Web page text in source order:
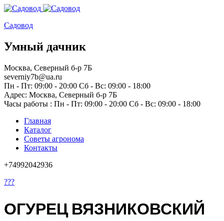
Садовод
Умный дачник
Москва, Северный б-р 7Б
severniy7b@ua.ru
Пн - Пт: 09:00 - 20:00 Сб - Вс: 09:00 - 18:00
Адрес: Москва, Северный б-р 7Б
Часы работы : Пн - Пт: 09:00 - 20:00 Сб - Вс: 09:00 - 18:00
Главная
Каталог
Советы агронома
Контакты
+74992042936
???
ОГУРЕЦ ВЯЗНИКОВСКИЙ